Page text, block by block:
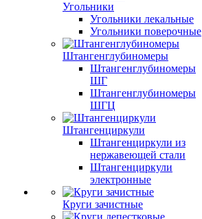
Угольники
Угольники лекальные
Угольники поверочные
Штангенглубиномеры
Штангенглубиномеры
ШГ
Штангенглубиномеры
ШГЦ
Штангенциркули
Штангенциркули из
нержавеющей стали
Штангенциркули
электронные
Круги зачистные